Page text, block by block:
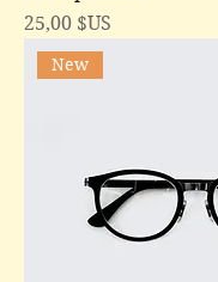
Prix
25,00 $US
New